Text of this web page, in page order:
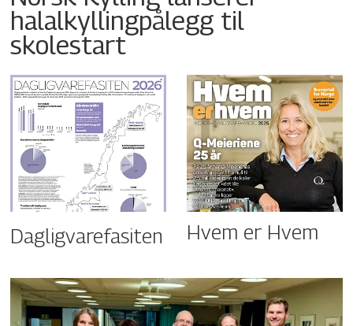
halalkyllingpålegg til
skolestart
Dagligvarefasiten Hvem er Hvem